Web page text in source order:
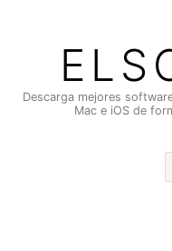
contenido
Descarga mejores
Mac e iOS de